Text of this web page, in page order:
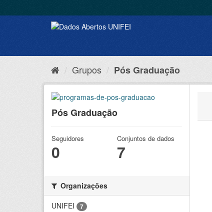
Grupos Pós Graduação
Pós Graduação
Seguidores
0
Conjuntos de dados
7
Organizações
UNIFEI
7